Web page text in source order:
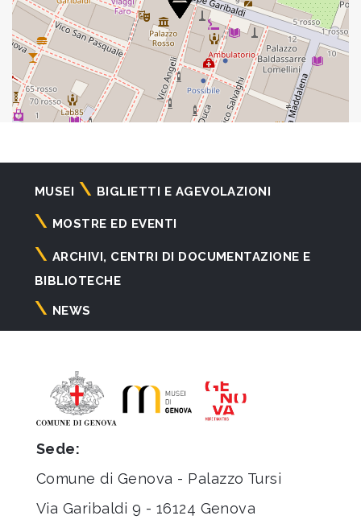
Navigazione
principale
MUSEI BIGLIETTI E AGEVOLAZIONI
MOSTRE ED EVENTI
ARCHIVI, CENTRI DI DOCUMENTAZIONE E
BIBLIOTECHE
NEWS
Sede:
Comune di Genova - Palazzo Tursi
Via Garibaldi 9 - 16124 Genova